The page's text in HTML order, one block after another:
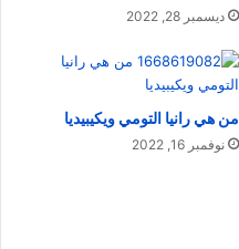
ديسمبر 28, 2022
من هي رانيا التومي ويكيبيديا
نوفمبر 16, 2022